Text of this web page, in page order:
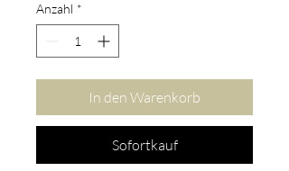
Anzahl *
In den Warenkorb
Sofortkauf